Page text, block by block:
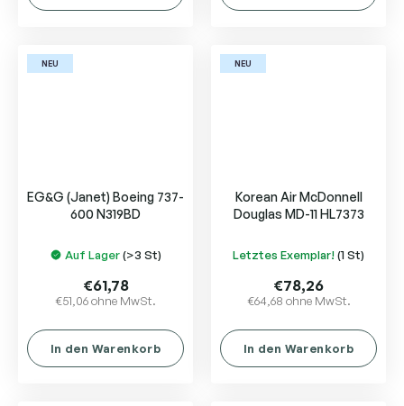
NEU
EG&G (Janet) Boeing 737-
600 N319BD
Auf Lager(>3 St)
€51,06 ohne MwSt.
€61,78
In den Warenkorb
NEU
Korean Air McDonnell
Douglas MD-11 HL7373
Letztes Exemplar! (1 St)
€64,68 ohne MwSt.
€78,26
In den Warenkorb